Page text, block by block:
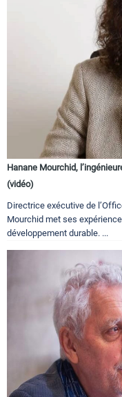
Hanane Mourchid,
(vidéo)
Directrice exécutive de
Mourchid met ses
développement durable. ...